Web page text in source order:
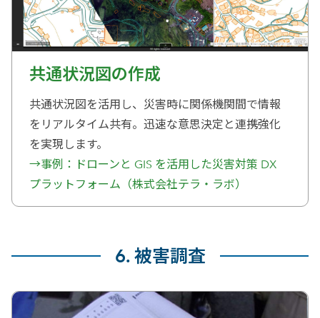
共通状況図の作成
共通状況図を活用し、災害時に関係機関間で情報
をリアルタイム共有。迅速な意思決定と連携強化
を実現します。
→事例：ドローンと GIS を活用した災害対策 DX
プラットフォーム（株式会社テラ・ラボ）
6. 被害調査